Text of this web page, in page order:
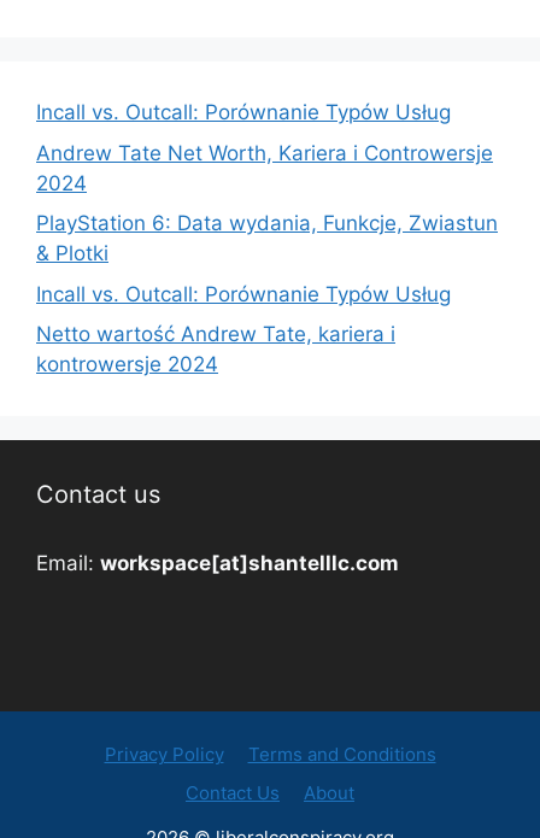
Incall vs. Outcall: Porównanie Typów Usług
Andrew Tate Net Worth, Kariera i Controwersje
2024
PlayStation 6: Data wydania, Funkcje, Zwiastun
& Plotki
Incall vs. Outcall: Porównanie Typów Usług
Netto wartość Andrew Tate, kariera i
kontrowersje 2024
Contact us
Email: workspace[at]shantelllc.com
Privacy Policy
Terms and Conditions
Contact Us
About